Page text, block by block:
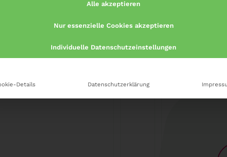
Alle akzeptieren
Nur essenzielle Cookies akzeptieren
Individuelle Datenschutzeinstellungen
Details Datenschutzerklärung